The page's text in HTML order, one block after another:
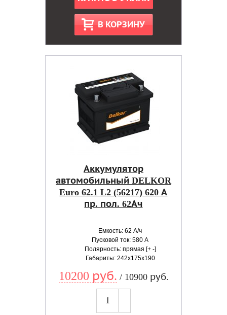
В КОРЗИНУ
Аккумулятор
автомобильный DELKOR
Euro 62.1 L2 (56217) 620 А
пр. пол. 62Ач
Емкость: 62 А/ч
Пусковой ток: 580 А
Полярность: прямая [+ -]
Габариты: 242x175x190
10200 руб. / 10900 руб.